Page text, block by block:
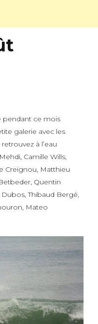
pendant ce mois
galerie avec les
à l’eau
Camille Wills,
Creignou, Matthieu
Quentin
Thibaud Bergé,
Mateo